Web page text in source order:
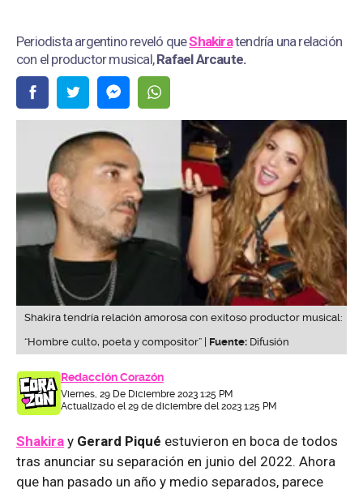
Periodista argentino reveló queShakiratendría una relación
con el productor musical,Rafael Arcaute.
Shakira tendría relación amorosa con exitoso productor musical:
“Hombre culto, poeta y compositor” | Fuente: Difusión
Redacción Corazón
Viernes, 29 De Diciembre 2023 1:25 PM
Actualizado el 29 de diciembre del 2023 1:25 PM
Shakira y Gerard Piqué estuvieron en boca de todos
tras anunciar su separación en junio del 2022. Ahora
que han pasado un año y medio separados, parece